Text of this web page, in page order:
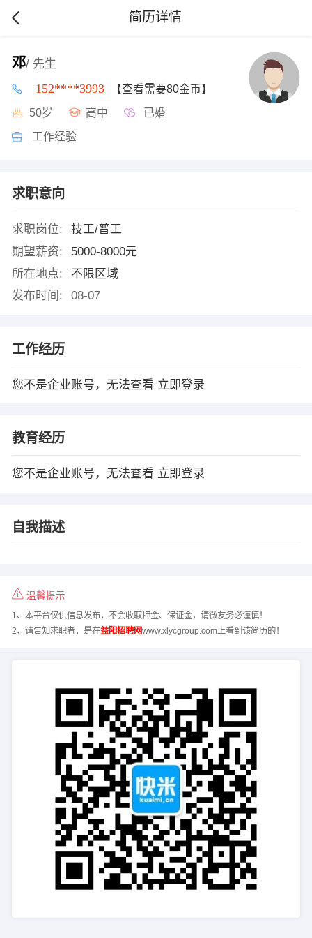
简历详情
邓/ 先生
152****3993 【查看需要80金币】
50岁 高中 已婚
工作经验
求职意向
求职岗位:
技工/普工
期望薪资:
5000-8000元
所在地点:
不限区域
发布时间:
08-07
工作经历
您不是企业账号，无法查看 立即登录
教育经历
您不是企业账号，无法查看 立即登录
自我描述
温馨提示
1、本平台仅供信息发布，不会收取押金、保证金，请微友务必谨慎！
2、请告知求职者，是在益阳招聘网www.xlycgroup.com上看到该简历的！